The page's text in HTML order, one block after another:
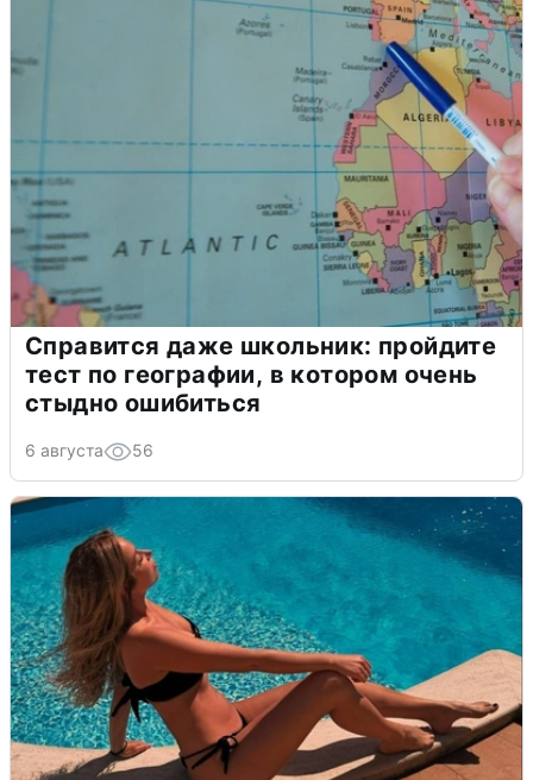
Справится даже школьник: пройдите
тест по географии, в котором очень
стыдно ошибиться
6 августа 56